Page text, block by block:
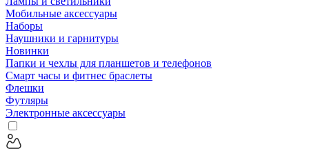
Мобильные аксессуары
Наборы
Наушники и гарнитуры
Новинки
Папки и чехлы для планшетов и телефонов
Смарт часы и фитнес браслеты
Флешки
Футляры
Электронные аксессуары